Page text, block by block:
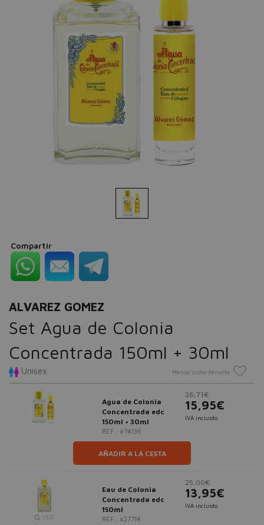
Compartir
ALVAREZ GOMEZ
Set Agua de Colonia
Concentrada 150ml + 30ml
Unisex Marcar como favorito
Agua de Colonia
Concentrada edc
150ml + 30ml
REF.: #74136
26,71€
15,95€
IVA incluido
AÑADIR A LA CESTA
VER
Eau de Colonia
Concentrada edc
150ml
REF.: #27714
25,00€
13,95€
IVA incluido